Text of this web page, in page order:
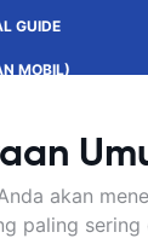
GUIDE
MOBIL)
akan
paling sering